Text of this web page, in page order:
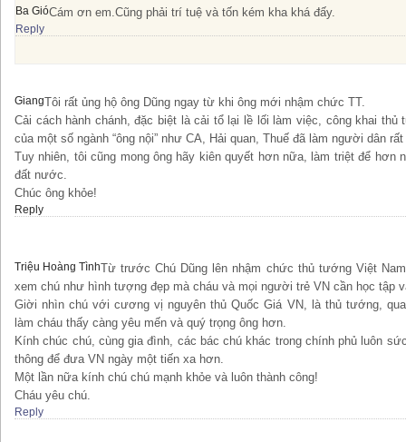
Ba GióCám ơn em.Cũng phải trí tuệ và tốn kém kha khá đấy.
Reply
GiangTôi rất ủng hộ ông Dũng ngay từ khi ông mới nhậm chức TT.
Cải cách hành chánh, đặc biệt là cải tổ lại lề lối làm việc, công khai
của một số ngành “ông nội” như CA, Hải quan, Thuế đã làm người dân
Tuy nhiên, tôi cũng mong ông hãy kiên quyết hơn nữa, làm triệt để hơn
đất nước.
Chúc ông khỏe!
Reply
Triệu Hoàng TìnhTừ trước Chú Dũng lên nhậm chức thủ tướng Việt
xem chú như hình tượng đẹp mà cháu và mọi người trẻ VN cần học tập
Giời nhìn chú với cương vị nguyên thủ Quốc Giá VN, là thủ tướng,
làm cháu thấy càng yêu mến và quý trọng ông hơn.
Kính chúc chú, cùng gia đình, các bác chú khác trong chính phủ luôn
thông để đưa VN ngày một tiến xa hơn.
Một lần nữa kính chú chú mạnh khỏe và luôn thành công!
Cháu yêu chú.
Reply